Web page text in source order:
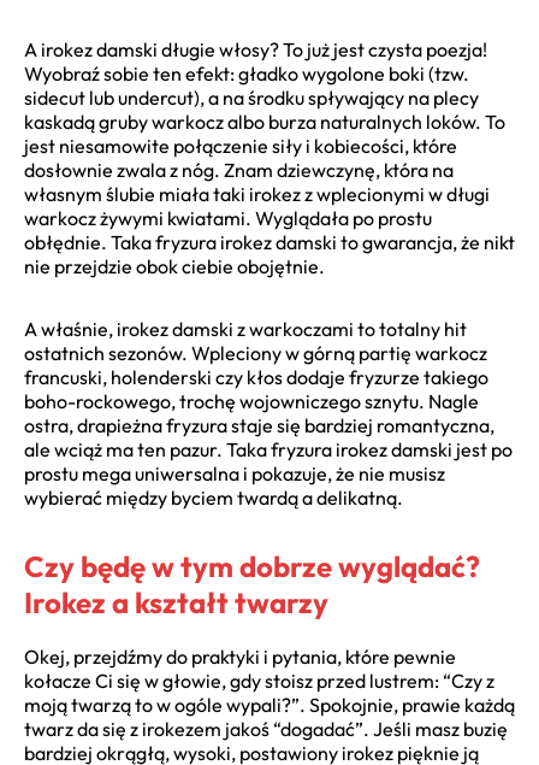
A irokez damski długie włosy? To już jest czysta poezja!
Wyobraź sobie ten efekt: gładko wygolone boki (tzw.
sidecut lub undercut), a na środku spływający na plecy
kaskadą gruby warkocz albo burza naturalnych loków. To
jest niesamowite połączenie siły i kobiecości, które
dosłownie zwala z nóg. Znam dziewczynę, która na
własnym ślubie miała taki irokez z wplecionymi w długi
warkocz żywymi kwiatami. Wyglądała po prostu
obłędnie. Taka fryzura irokez damski to gwarancja, że nikt
nie przejdzie obok ciebie obojętnie.
A właśnie, irokez damski z warkoczami to totalny hit
ostatnich sezonów. Wpleciony w górną partię warkocz
francuski, holenderski czy kłos dodaje fryzurze takiego
boho-rockowego, trochę wojowniczego sznytu. Nagle
ostra, drapieżna fryzura staje się bardziej romantyczna,
ale wciąż ma ten pazur. Taka fryzura irokez damski jest po
prostu mega uniwersalna i pokazuje, że nie musisz
wybierać między byciem twardą a delikatną.
Czy będę w tym dobrze wyglądać?
Irokez a kształt twarzy
Okej, przejdźmy do praktyki i pytania, które pewnie
kołacze Ci się w głowie, gdy stoisz przed lustrem: “Czy z
moją twarzą to w ogóle wypali?”. Spokojnie, prawie każdą
twarz da się z irokezem jakoś “dogadać”. Jeśli masz buzię
bardziej okrągłą, wysoki, postawiony irokez pięknie ją